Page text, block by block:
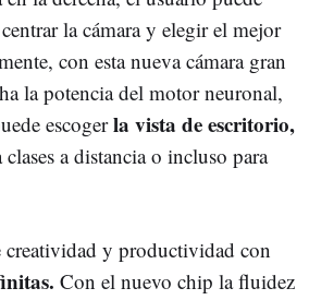
la cámara y elegir el mejor
con esta nueva cámara gran
la potencia del motor neuronal,
escogerla vista de escritorio,
a distancia o incluso para
creatividad y productividad con
Con el nuevo chip la fluidez